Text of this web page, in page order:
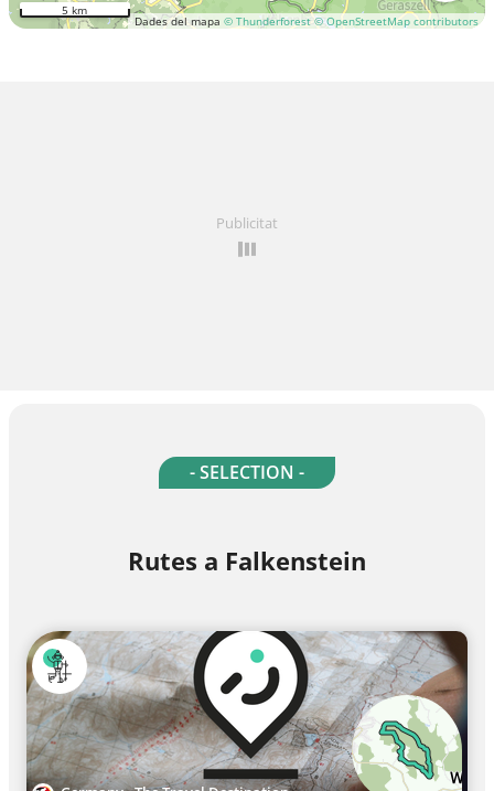
Dades del mapa © Thunderforest © OpenStreetMap contributors
5 km
Publicitat
- SELECTION -
Rutes a Falkenstein